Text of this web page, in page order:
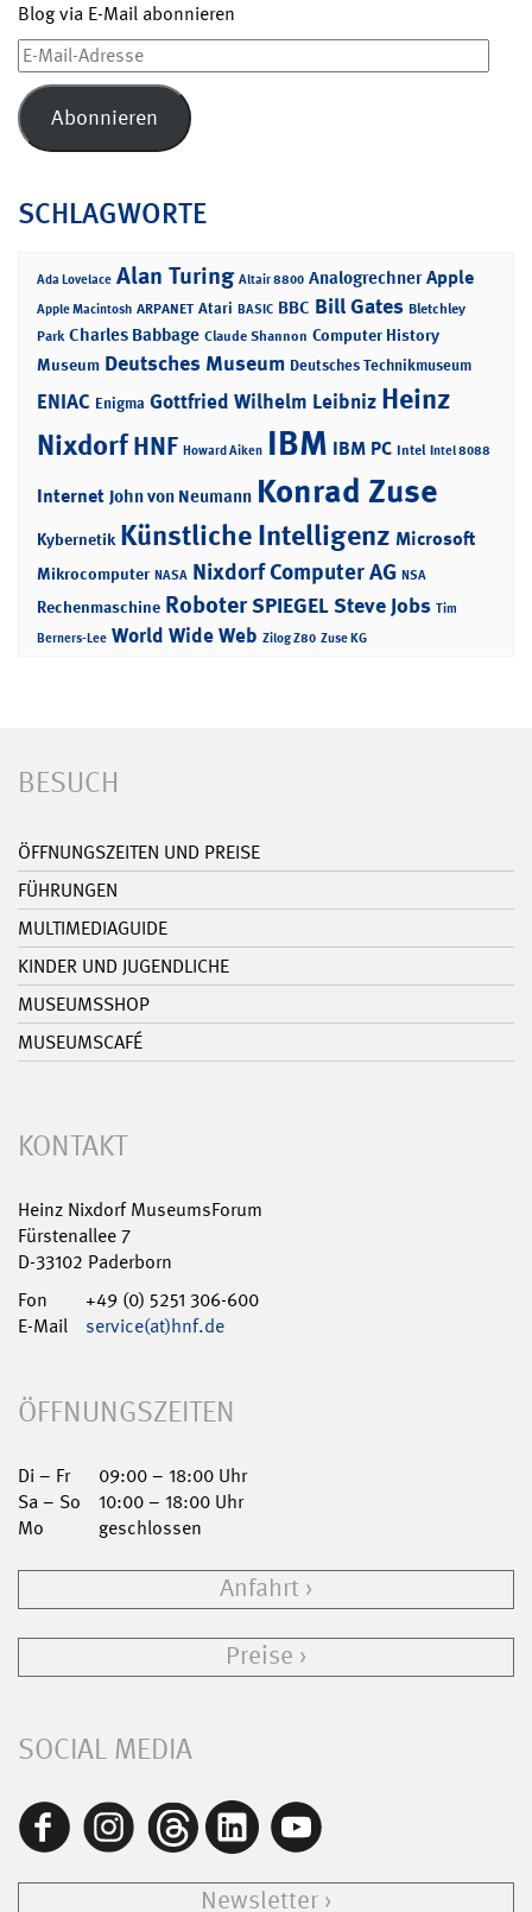
Blog via E-Mail abonnieren
E-
Mail-
Adresse
Abonnieren
SCHLAGWORTE
Ada Lovelace Alan Turing Altair 8800 Analogrechner Apple
Apple Macintosh ARPANET Atari BASIC BBC Bill Gates Bletchley
Park Charles Babbage Claude Shannon Computer History
Museum Deutsches Museum Deutsches Technikmuseum
ENIAC Enigma Gottfried Wilhelm Leibniz Heinz
NixdorfHNF Howard Aiken IBM IBM PC Intel Intel 8088
Internet John von Neumann Konrad Zuse
Kybernetik Künstliche Intelligenz Microsoft
Mikrocomputer NASA Nixdorf Computer AG NSA
Rechenmaschine RoboterSPIEGELSteve Jobs Tim
Berners-Lee World Wide Web Zilog Z80 Zuse KG
BESUCH
ÖFFNUNGSZEITEN UND PREISE
FÜHRUNGEN
MULTIMEDIAGUIDE
KINDER UND JUGENDLICHE
MUSEUMSSHOP
MUSEUMSCAFÉ
KONTAKT
Heinz Nixdorf MuseumsForum
Fürstenallee 7
D-33102 Paderborn
Fon
+49 (0) 5251 306-600
E-Mail
service(at)hnf.de
ÖFFNUNGSZEITEN
Di – Fr
09:00 – 18:00 Uhr
Sa – So
10:00 – 18:00 Uhr
Mo
geschlossen
Anfahrt
Preise
SOCIAL MEDIA
Newsletter